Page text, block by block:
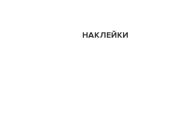
НАКЛЕЙКИ